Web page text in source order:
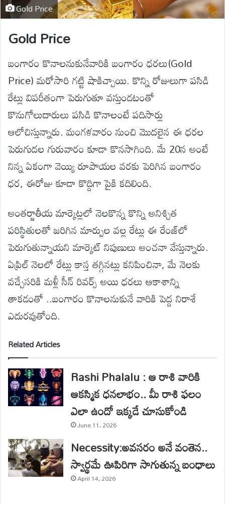
Gold Price
Gold Price
బంగారం కొనాలనుకునేవారికి బంగారం ధరలు(Gold
Price) మరోసారి గట్టి షాకిచ్చాయి. కొన్ని రోజులుగా పసిడి
రేట్లు విపరీతంగా పెరుగుతూ వస్తుండటంతో
కొనుగోలుదారులు పసిడి కొనాలంటే పదిసార్లు
ఆలోచిస్తున్నారు. మంగళవారం నుంచి మొదలైన ఈ ధరల
పెరుగుదల గురువారం కూడా కొనసాగింది. మే 20న అంటే
నిన్న ఏకంగా వెయ్యి రూపాయల వరకు పెరిగిన బంగారం
ధర, ఈరోజు కూడా కొద్దిగా పైకి కదిలింది.
అంతర్జాతీయ మార్కెట్లలో నెలకొన్న కొన్ని అనిశ్చిత
పరిస్థితులతో జరిగిన మార్పుల వల్ల రేట్లు ఈ రేంజ్‌లో
పెరుగుతున్నాయని మార్కెట్ నిపుణులు అంచనా వేస్తున్నారు.
ఏప్రిల్ నెలలో రేట్లు కాస్త తగ్గినట్లు కనిపించినా, మే నెలకు
వచ్చేసరికి మళ్లీ సీన్ రివర్స్ అయి ధరలు ఆకాశాన్ని
తాకడంతో ..బంగారం కొనాలనుకునే వారికి పెద్ద నిరాశే
ఎదురవుతోంది.
Related Articles
Rashi Phalalu : ఆ రాశి వారికి
ఆకస్మిక ధనలాభం.. మీ రాశి ఫలం
ఎలా ఉందో ఇక్కడే చూసుకోండి
June 11, 2026
Necessity:అవసరం అనే వంతెన..
స్వార్థమే ఊపిరిగా సాగుతున్న బంధాలు
April 14, 2026